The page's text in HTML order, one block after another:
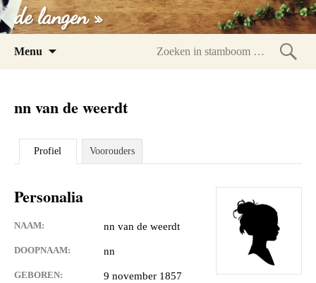
de langen »
Menu
nn van de weerdt
Profiel Voorouders
Personalia
NAAM: nn van de weerdt
DOOPNAAM: nn
GEBOREN:
9 november 1857